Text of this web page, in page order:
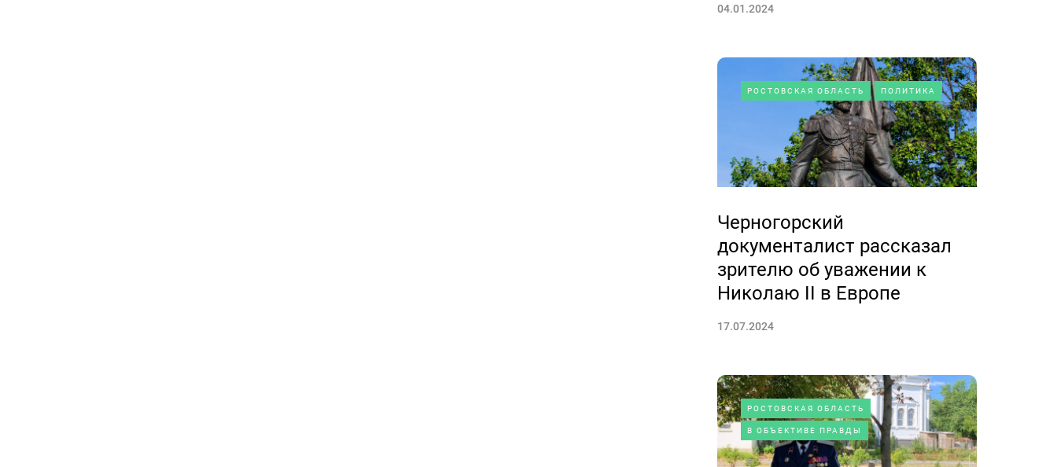
04.01.2024
РОСТОВСКАЯ ОБЛАСТЬ ПОЛИТИКА
Черногорский
документалист рассказал
зрителю об уважении к
Николаю II в Европе
17.07.2024
РОСТОВСКАЯ ОБЛАСТЬ
В ОБЪЕКТИВЕ ПРАВДЫ